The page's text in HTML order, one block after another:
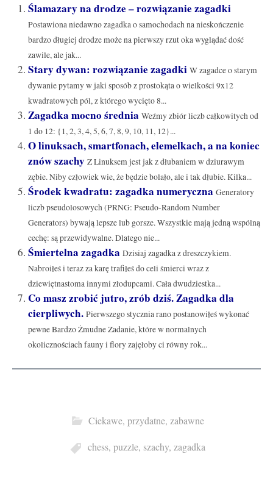
Ślamazary na drodze – rozwiązanie zagadki
Postawiona niedawno zagadka o samochodach na nieskończenie
bardzo długiej drodze może na pierwszy rzut oka wyglądać dość
zawile, ale jak...
Stary dywan: rozwiązanie zagadki W zagadce o starym
dywanie pytamy w jaki sposób z prostokąta o wielkości 9x12
kwadratowych pól, z którego wycięto 8...
Zagadka mocno średnia Weźmy zbiór liczb całkowitych od
1 do 12: {1, 2, 3, 4, 5, 6, 7, 8, 9, 10, 11, 12}...
O linuksach, smartfonach, elemelkach, a na koniec
znów szachy Z Linuksem jest jak z dłubaniem w dziurawym
zębie. Niby człowiek wie, że będzie bolało, ale i tak dłubie. Kilka...
Środek kwadratu: zagadka numeryczna Generatory
liczb pseudolosowych (PRNG: Pseudo-Random Number
Generators) bywają lepsze lub gorsze. Wszystkie mają jedną wspólną
cechę: są przewidywalne. Dlatego nie...
Śmiertelna zagadka Dzisiaj zagadka z dreszczykiem.
Nabroiłeś i teraz za karę trafiłeś do celi śmierci wraz z
dziewiętnastoma innymi złodupcami. Cała dwudziestka...
Co masz zrobić jutro, zrób dziś. Zagadka dla
cierpliwych. Pierwszego stycznia rano postanowiłeś wykonać
pewne Bardzo Żmudne Zadanie, które w normalnych
okolicznościach fauny i flory zajęłoby ci równy rok...
Ciekawe, przydatne, zabawne
chess, puzzle, szachy, zagadka